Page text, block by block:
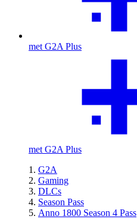
met G2A Plus
met G2A Plus
G2A
Gaming
DLCs
Season Pass
Anno 1800 Season 4 Pass